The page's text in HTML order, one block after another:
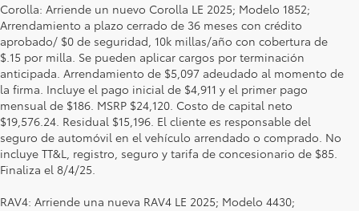
Corolla: Arriende un nuevo Corolla LE 2025; Modelo 1852;
Arrendamiento a plazo cerrado de 36 meses con crédito
aprobado/ $0 de seguridad, 10k millas/año con cobertura de
$.15 por milla. Se pueden aplicar cargos por terminación
anticipada. Arrendamiento de $5,097 adeudado al momento de
la firma. Incluye el pago inicial de $4,911 y el primer pago
mensual de $186. MSRP $24,120. Costo de capital neto
$19,576.24. Residual $15,196. El cliente es responsable del
seguro de automóvil en el vehículo arrendado o comprado. No
incluye TT&L, registro, seguro y tarifa de concesionario de $85.
Finaliza el 8/4/25.
RAV4: Arriende una nueva RAV4 LE 2025; Modelo 4430;